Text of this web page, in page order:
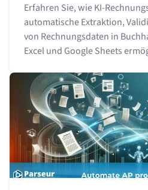
Erfahren Sie, wie KI-
automatische Extraktion,
von Rechnungsdaten in
Excel und Google Sheets